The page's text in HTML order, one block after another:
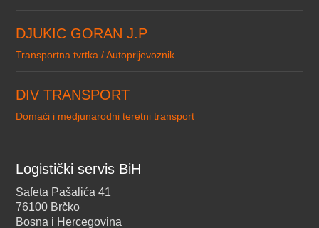
DJUKIC GORAN J.P
Transportna tvrtka / Autoprijevoznik
DIV TRANSPORT
Domaći i medjunarodni teretni transport
Logistički servis BiH
Safeta Pašalića 41
76100 Brčko
Bosna i Hercegovina